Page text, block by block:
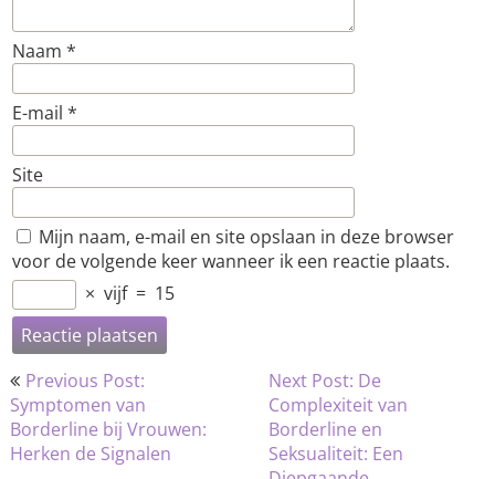
Naam *
E-mail *
Site
Mijn naam, e-mail en site opslaan in deze browser
voor de volgende keer wanneer ik een reactie plaats.
× vijf = 15
Bericht
navigatie
Previous Post:
Symptomen van
Borderline bij Vrouwen:
Herken de Signalen
Next Post: De
Complexiteit van
Borderline en
Seksualiteit: Een